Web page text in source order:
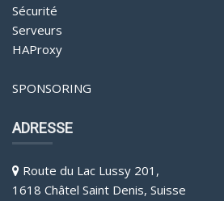
Sécurité
Serveurs
HAProxy
SPONSORING
ADRESSE
Route du Lac Lussy 201,
1618 Châtel Saint Denis, Suisse